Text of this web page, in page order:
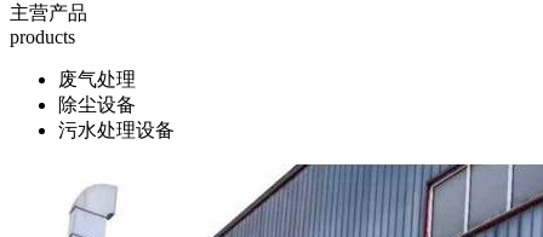
主营产品
products
废气处理
除尘设备
污水处理设备